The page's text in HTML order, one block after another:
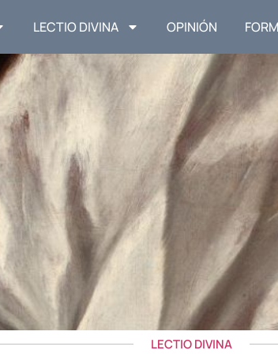
LECTIO DIVINA OPINIÓN
LECTIO DIVINA